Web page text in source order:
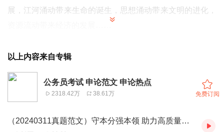
展，江河涌动带来生命的诞生，思想涌动带来文明的进化，
以上内容来自专辑
公务员考试 申论范文 申论热点
2318.42万 38.61万 免费订阅
（20240311真题范文）守本分强本领 助力高质量发展